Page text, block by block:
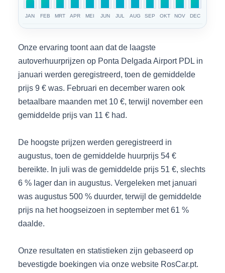
JAN FEB MRT APR MEI JUN JUL AUG SEP OKT NOV DEC
Onze ervaring toont aan dat de laagste
autoverhuurprijzen op Ponta Delgada Airport PDL in
januari werden geregistreerd, toen de gemiddelde
prijs 9 € was. Februari en december waren ook
betaalbare maanden met 10 €, terwijl november een
gemiddelde prijs van 11 € had.
De hoogste prijzen werden geregistreerd in
augustus, toen de gemiddelde huurprijs 54 €
bereikte. In juli was de gemiddelde prijs 51 €, slechts
6 % lager dan in augustus. Vergeleken met januari
was augustus 500 % duurder, terwijl de gemiddelde
prijs na het hoogseizoen in september met 61 %
daalde.
Onze resultaten en statistieken zijn gebaseerd op
bevestigde boekingen via onze website RosCar.pt.